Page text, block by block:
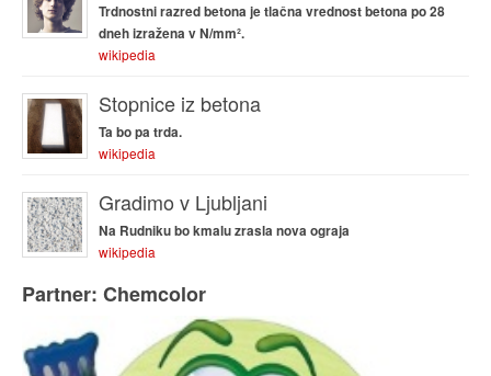
Trdnostni razred betona je tlačna vrednost betona po 28
dneh izražena v N/mm².
wikipedia
Stopnice iz betona
Ta bo pa trda.
wikipedia
Gradimo v Ljubljani
Na Rudniku bo kmalu zrasla nova ograja
wikipedia
Partner: Chemcolor